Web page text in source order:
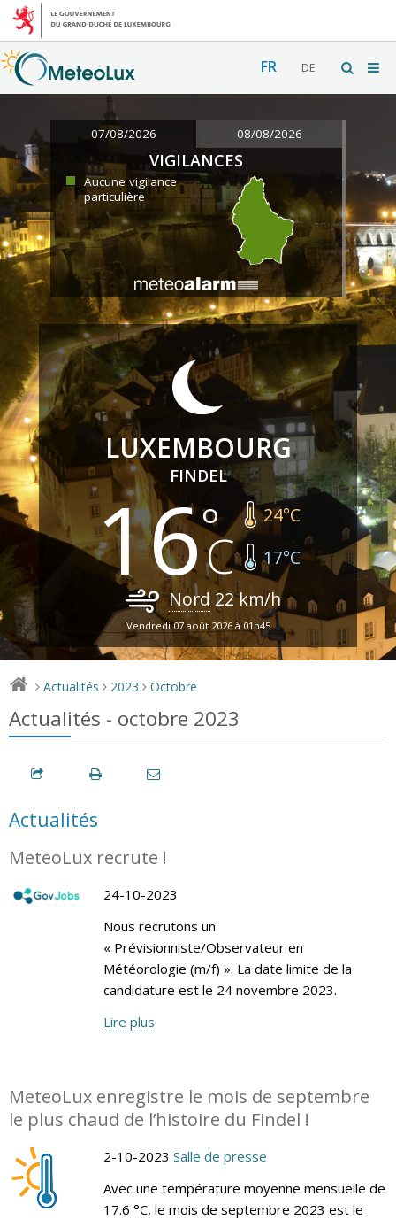
FR DE
07/08/2026 08/08/2026
VIGILANCES
Aucune vigilance
particulière
LUXEMBOURG
FINDEL
16 24°C
17°C
Nord 22km/h
Vendredi 07 août 2026 à 01h45
> Actualités > 2023 > Octobre
Actualités - octobre 2023
Actualités
MeteoLux recrute !
24-10-2023
Nous recrutons un
« Prévisionniste/Observateur en
Météorologie (m/f) ». La date limite de la
candidature est le 24 novembre 2023.
Lire plus
MeteoLux enregistre le mois de septembre
le plus chaud de l’histoire du Findel !
2-10-2023 Salle de presse
Avec une température moyenne mensuelle de
17.6 °C, le mois de septembre 2023 est le